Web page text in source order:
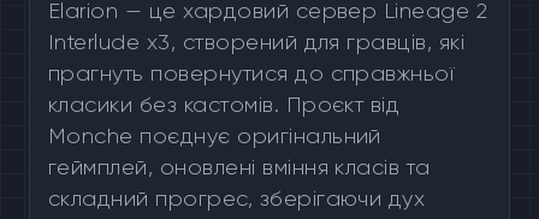
Elarion — це хардовий сервер Lineage 2
Interlude x3, створений для гравців, які
прагнуть повернутися до справжньої
класики без кастомів. Проєкт від
Monche поєднує оригінальний
геймплей, оновлені вміння класів та
складний прогрес, зберігаючи дух